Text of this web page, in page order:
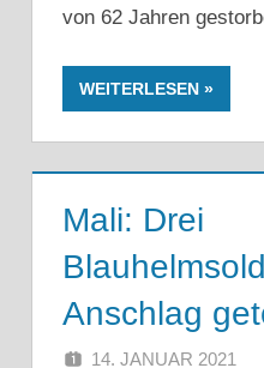
von 62 Jahren
WEITERLESEN
Mali: Drei
Anschlag
14. JANUAR 2021